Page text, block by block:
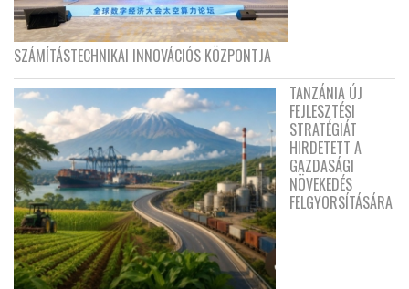
SZÁMÍTÁSTECHNIKAI INNOVÁCIÓS KÖZPONTJA
TANZÁNIA ÚJ
FEJLESZTÉSI
STRATÉGIÁT
HIRDETETT A
GAZDASÁGI
NÖVEKEDÉS
FELGYORSÍTÁSÁRA